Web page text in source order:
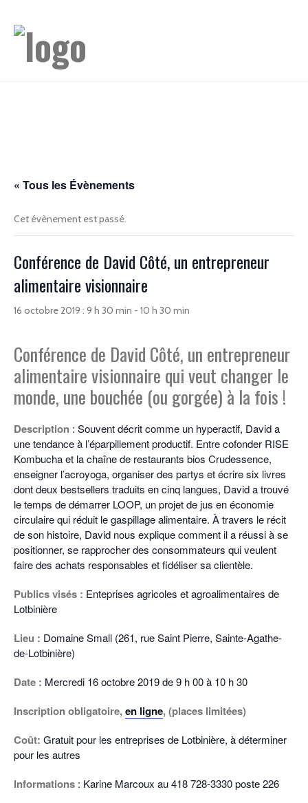
« Tous les Évènements
Cet évènement est passé.
Conférence de David Côté, un entrepreneur
alimentaire visionnaire
16 octobre 2019 : 9 h 30 min - 10 h 30 min
Conférence de David Côté, un entrepreneur
alimentaire visionnaire qui veut changer le
monde, une bouchée (ou gorgée) à la fois !
Description : Souvent décrit comme un hyperactif, David a
une tendance à l’éparpillement productif. Entre cofonder RISE
Kombucha et la chaîne de restaurants bios Crudessence,
enseigner l’acroyoga, organiser des partys et écrire six livres
dont deux bestsellers traduits en cinq langues, David a trouvé
le temps de démarrer LOOP, un projet de jus en économie
circulaire qui réduit le gaspillage alimentaire. À travers le récit
de son histoire, David nous explique comment il a réussi à se
positionner, se rapprocher des consommateurs qui veulent
faire des achats responsables et fidéliser sa clientèle.
Publics visés : Enteprises agricoles et agroalimentaires de
Lotbinière
Lieu : Domaine Small (261, rue Saint Pierre, Sainte-Agathe-
de-Lotbinière)
Date : Mercredi 16 octobre 2019 de 9 h 00 à 10 h 30
Inscription obligatoire,en ligne, (places limitées)
Coût: Gratuit pour les entreprises de Lotbinière, à déterminer
pour les autres
Informations : Karine Marcoux au 418 728-3330 poste 226